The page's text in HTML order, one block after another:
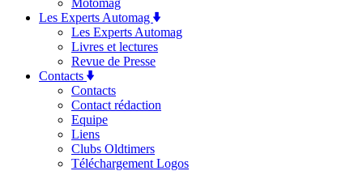
Motomag
Les Experts Automag
Les Experts Automag
Livres et lectures
Revue de Presse
Contacts
Contacts
Contact rédaction
Equipe
Liens
Clubs Oldtimers
Téléchargement Logos